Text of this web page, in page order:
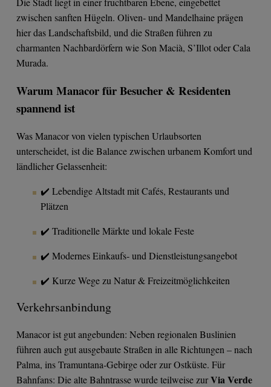
zwischen sanften Hügeln. Oliven‑ und Mandelhaine prägen
hier das Landschaftsbild, und die Straßen führen zu
charmanten Nachbardörfern wie Son Macià, S’Illot oder Cala
Murada.
Warum Manacor für Besucher & Residenten
spannend ist
Was Manacor von vielen typischen Urlaubsorten
unterscheidet, ist die Balance zwischen urbanem Komfort und
ländlicher Gelassenheit:
✔️ Lebendige Altstadt mit Cafés, Restaurants und
Plätzen
✔️ Traditionelle Märkte und lokale Feste
✔️ Modernes Einkaufs‑ und Dienstleistungsangebot
✔️ Kurze Wege zu Natur & Freizeitmöglichkeiten
Verkehrsanbindung
Manacor ist gut angebunden: Neben regionalen Buslinien
führen auch gut ausgebaute Straßen in alle Richtungen – nach
Palma, ins Tramuntana‑Gebirge oder zur Ostküste. Für
Bahnfans: Die alte Bahntrasse wurde teilweise zurVia Verde